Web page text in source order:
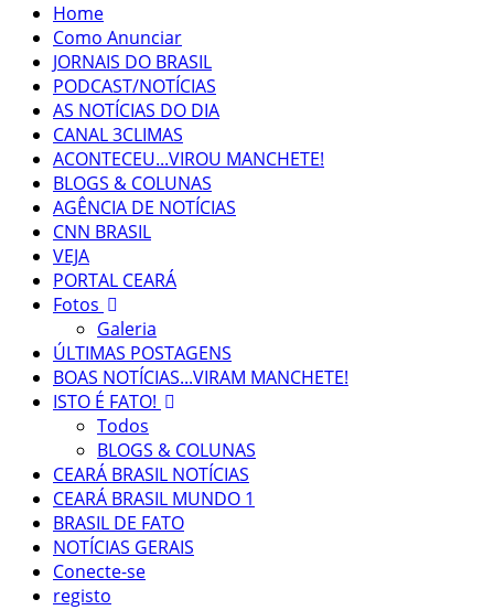
Home
Como Anunciar
JORNAIS DO BRASIL
PODCAST/NOTÍCIAS
AS NOTÍCIAS DO DIA
CANAL 3CLIMAS
ACONTECEU...VIROU MANCHETE!
BLOGS & COLUNAS
AGÊNCIA DE NOTÍCIAS
CNN BRASIL
VEJA
PORTAL CEARÁ
Fotos
Galeria
ÚLTIMAS POSTAGENS
BOAS NOTÍCIAS...VIRAM MANCHETE!
ISTO É FATO!
Todos
BLOGS & COLUNAS
CEARÁ BRASIL NOTÍCIAS
CEARÁ BRASIL MUNDO 1
BRASIL DE FATO
NOTÍCIAS GERAIS
Conecte-se
registo